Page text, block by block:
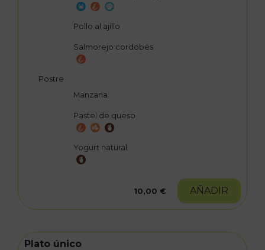
Pollo al ajillo
Salmorejo cordobés
Postre
Manzana
Pastel de queso
Yogurt natural
10,00 € AÑADIR
Plato único